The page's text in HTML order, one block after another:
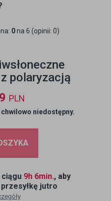
0na 6 (opinii: 0)
polaryzacją
PLN
niedostępny.
ciągu 9h 6min., aby
jutro